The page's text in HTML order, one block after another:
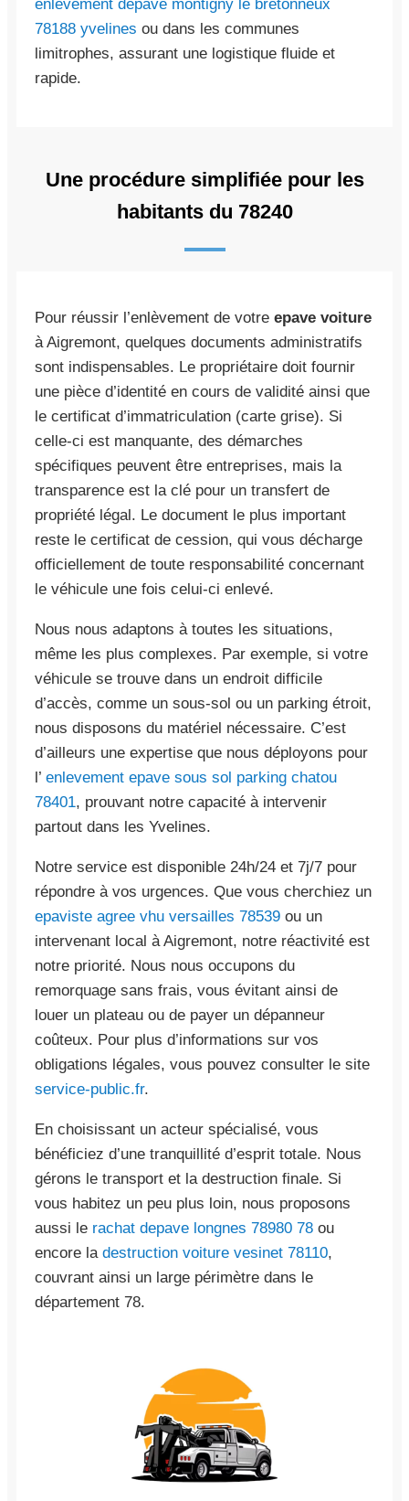
enlevement depave montigny le bretonneux
78188 yvelines ou dans les communes
limitrophes, assurant une logistique fluide et
rapide.
Une procédure simplifiée pour les
habitants du 78240
Pour réussir l’enlèvement de votre epave voiture
à Aigremont, quelques documents administratifs
sont indispensables. Le propriétaire doit fournir
une pièce d’identité en cours de validité ainsi que
le certificat d’immatriculation (carte grise). Si
celle-ci est manquante, des démarches
spécifiques peuvent être entreprises, mais la
transparence est la clé pour un transfert de
propriété légal. Le document le plus important
reste le certificat de cession, qui vous décharge
officiellement de toute responsabilité concernant
le véhicule une fois celui-ci enlevé.
Nous nous adaptons à toutes les situations,
même les plus complexes. Par exemple, si votre
véhicule se trouve dans un endroit difficile
d’accès, comme un sous-sol ou un parking étroit,
nous disposons du matériel nécessaire. C’est
d’ailleurs une expertise que nous déployons pour
l’ enlevement epave sous sol parking chatou
78401, prouvant notre capacité à intervenir
partout dans les Yvelines.
Notre service est disponible 24h/24 et 7j/7 pour
répondre à vos urgences. Que vous cherchiez un
epaviste agree vhu versailles 78539 ou un
intervenant local à Aigremont, notre réactivité est
notre priorité. Nous nous occupons du
remorquage sans frais, vous évitant ainsi de
louer un plateau ou de payer un dépanneur
coûteux. Pour plus d’informations sur vos
obligations légales, vous pouvez consulter le site
service-public.fr.
En choisissant un acteur spécialisé, vous
bénéficiez d’une tranquillité d’esprit totale. Nous
gérons le transport et la destruction finale. Si
vous habitez un peu plus loin, nous proposons
aussi le rachat depave longnes 78980 78 ou
encore la destruction voiture vesinet 78110,
couvrant ainsi un large périmètre dans le
département 78.